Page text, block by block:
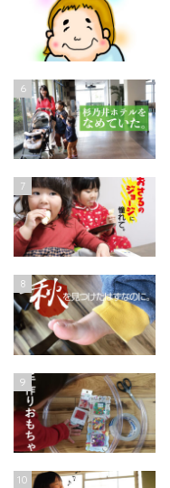
6
7
8
9
10